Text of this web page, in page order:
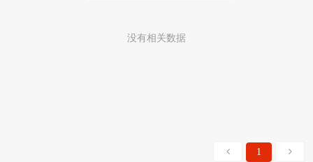
没有相关数据
1